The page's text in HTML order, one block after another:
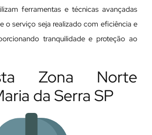
ferramentas e técnicas avançadas
o serviço seja realizado com eficiência e
tranquilidade e proteção ao
Zona Norte
da Serra SP